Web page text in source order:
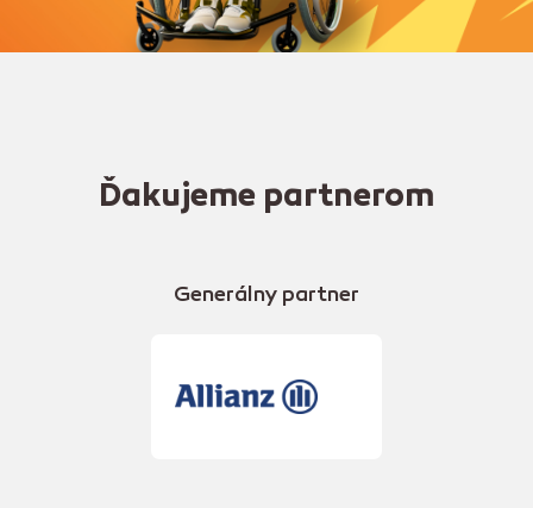
Ďakujeme partnerom
Generálny partner